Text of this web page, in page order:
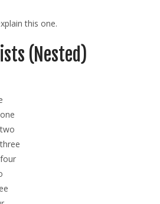
this one.
(Nested)